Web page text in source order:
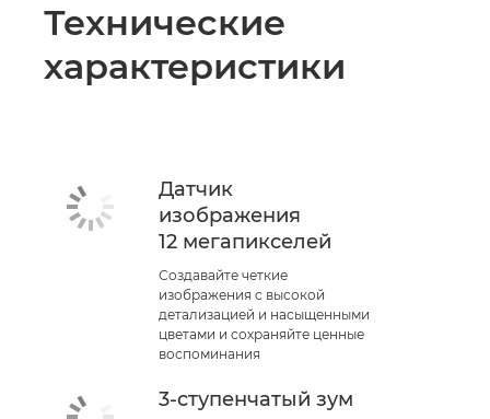
Технические
характеристики
Датчик
изображения
12 мегапикселей
Создавайте четкие
изображения с высокой
детализацией и насыщенными
цветами и сохраняйте ценные
воспоминания
3-ступенчатый зум